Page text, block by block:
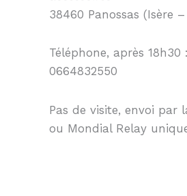
38460 Panossas (Isère
Téléphone, après 18h30 :
0664832550
Pas de visite, envoi par
ou Mondial Relay